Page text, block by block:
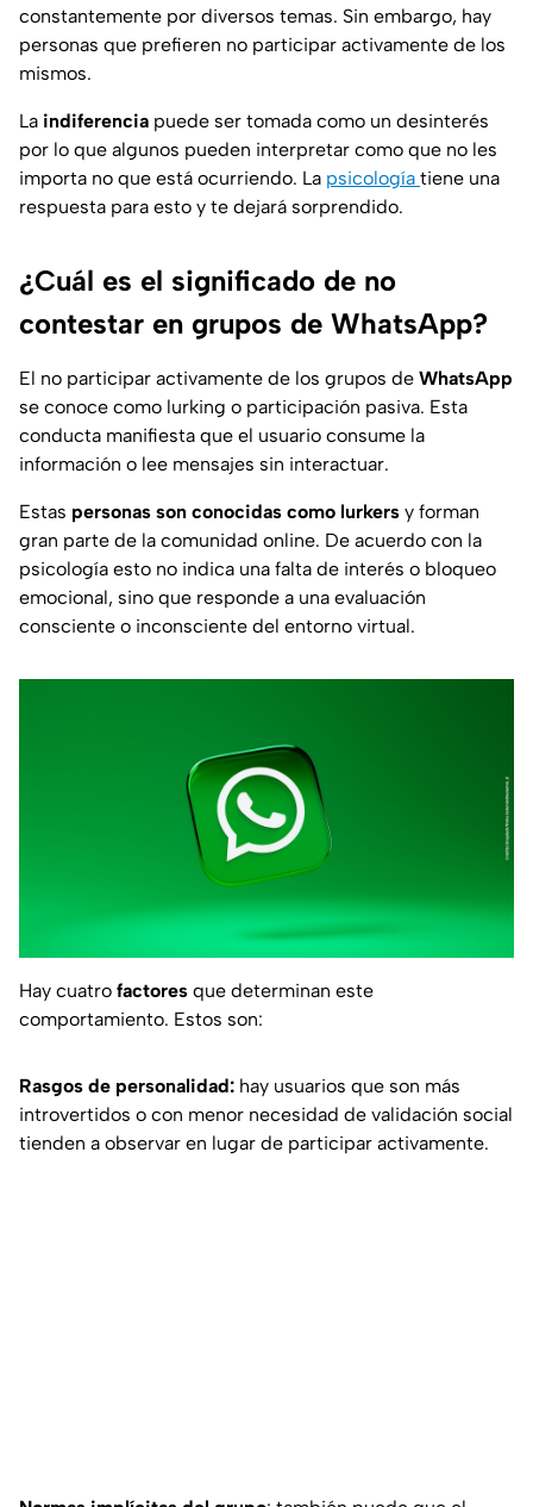
constantemente por diversos temas. Sin embargo, hay
personas que prefieren no participar activamente de los
mismos.
La indiferencia puede ser tomada como un desinterés
por lo que algunos pueden interpretar como que no les
importa no que está ocurriendo. La psicología tiene una
respuesta para esto y te dejará sorprendido.
¿Cuál es el significado de no
contestar en grupos de WhatsApp?
El no participar activamente de los grupos de WhatsApp
se conoce como lurking o participación pasiva. Esta
conducta manifiesta que el usuario consume la
información o lee mensajes sin interactuar.
Estas personas son conocidas como lurkers y forman
gran parte de la comunidad online. De acuerdo con la
psicología esto no indica una falta de interés o bloqueo
emocional, sino que responde a una evaluación
consciente o inconsciente del entorno virtual.
Hay cuatro factores que determinan este
comportamiento. Estos son:
Rasgos de personalidad: hay usuarios que son más
introvertidos o con menor necesidad de validación social
tienden a observar en lugar de participar activamente.